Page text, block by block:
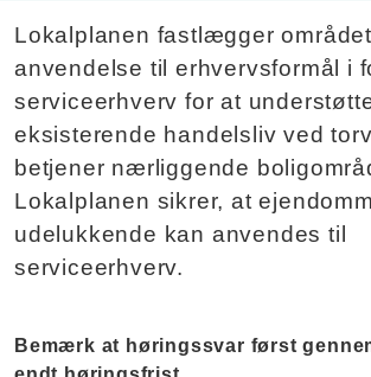
Lokalplanen fastlægger
anvendelse til erhvervsformål i
serviceerhverv for at
eksisterende handelsliv ved
betjener nærliggende
Lokalplanen sikrer, at
udelukkende kan anvendes til
serviceerhverv.
Bemærk at høringssvar først